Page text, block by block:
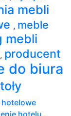
mebli
, meble
mebli
, producent
do biura
hotelowe
hotelu ,